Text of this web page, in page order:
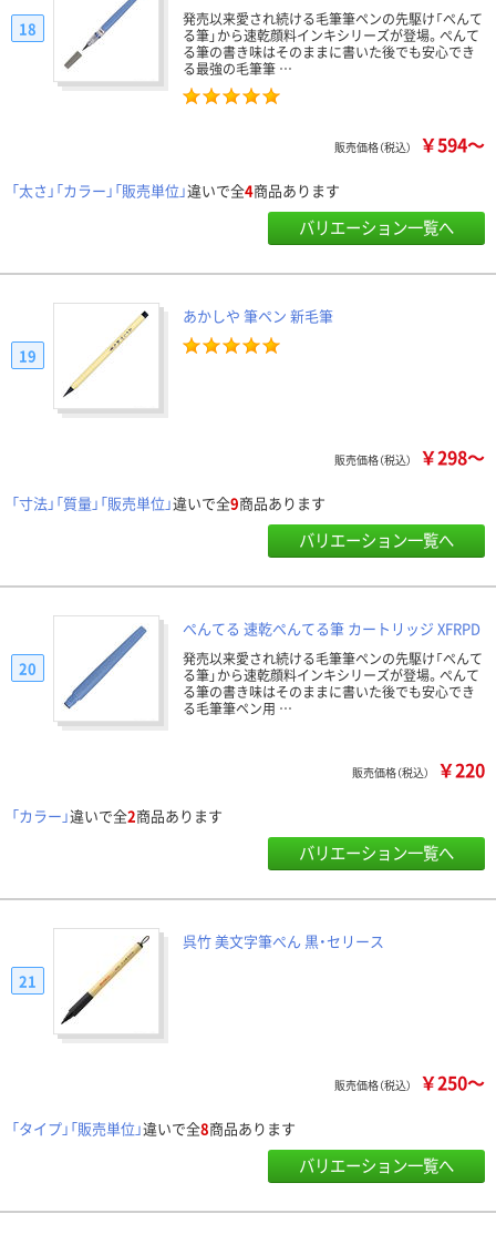
発売以来愛され続ける毛筆筆ペンの先駆け「ぺんて
る筆」から速乾顔料インキシリーズが登場。ぺんて
る筆の書き味はそのままに書いた後でも安心でき
る最強の毛筆筆 …
18
販売価格（税込） ￥594～
「太さ」「カラー」「販売単位」違いで全4商品あります
バリエーション一覧へ
あかしや 筆ペン 新毛筆
19
販売価格（税込） ￥298～
「寸法」「質量」「販売単位」違いで全9商品あります
バリエーション一覧へ
ぺんてる 速乾ぺんてる筆 カートリッジ XFRPD
発売以来愛され続ける毛筆筆ペンの先駆け「ぺんて
る筆」から速乾顔料インキシリーズが登場。ぺんて
る筆の書き味はそのままに書いた後でも安心でき
る毛筆筆ペン用 …
20
販売価格（税込） ￥220
「カラー」違いで全2商品あります
バリエーション一覧へ
呉竹 美文字筆ぺん 黒・セリース
21
販売価格（税込） ￥250～
「タイプ」「販売単位」違いで全8商品あります
バリエーション一覧へ